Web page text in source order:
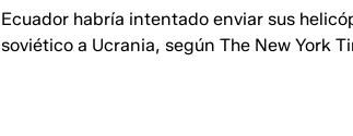
Ecuador habría intentado enviar sus
soviético a Ucrania, según The New York